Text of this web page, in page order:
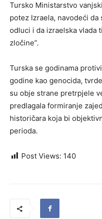
Tursko Ministarstvo
potez Izraela, navodeći
odluci i da izraelska vlada
zločine”.
Turska se godinama
godine kao genocida,
su obje strane pretrpjele
predlagala formiranje
historičara koja bi
perioda.
Post Views: 140